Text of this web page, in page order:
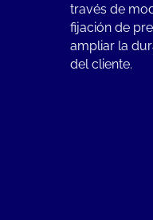
través de
fijación de
ampliar la
del cliente.